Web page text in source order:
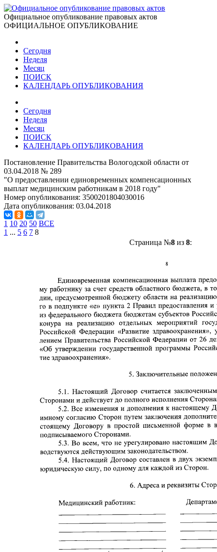
Официальное опубликование правовых актов
ОФИЦИАЛЬНОЕ ОПУБЛИКОВАНИЕ
Сегодня
Неделя
Месяц
ПОИСК
КАЛЕНДАРЬ ОПУБЛИКОВАНИЯ
Сегодня
Неделя
Месяц
ПОИСК
КАЛЕНДАРЬ ОПУБЛИКОВАНИЯ
Постановление Правительства Вологодской области от
03.04.2018 № 289
"О предоставлении единовременных компенсационных
выплат медицинским работникам в 2018 году"
Номер опубликования: 3500201804030016
Дата опубликования: 03.04.2018
1 10 20 50 ВСЕ
1 ... 5 6 7 8
Страница №8из 8: